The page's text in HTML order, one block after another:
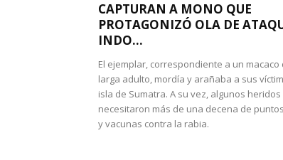
CAPTURAN A MONO QUE
PROTAGONIZÓ OLA DE
INDO...
El ejemplar, correspondiente a un macaco
larga adulto, mordía y arañaba a sus
isla de Sumatra. A su vez, algunos heridos
necesitaron más de una decena de
y vacunas contra la rabia.